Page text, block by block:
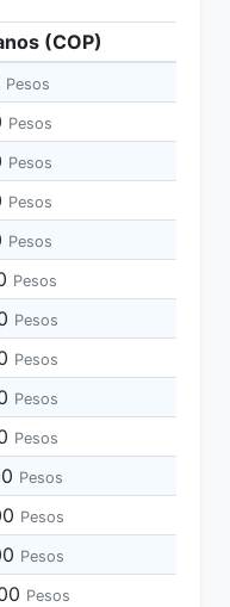
(COP)
Pesos
Pesos
Pesos
Pesos
Pesos
Pesos
Pesos
Pesos
Pesos
Pesos
Pesos
Pesos
Pesos
Pesos